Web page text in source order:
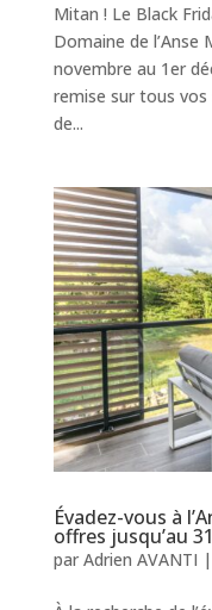
Mitan ! Le Black
Domaine de l’Anse
novembre au 1er
remise sur tous
de...
Évadez-vous à
offres jusqu’au
par Adrien AVANTI |